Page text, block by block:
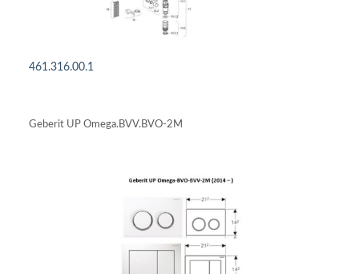
461.316.00.1
Geberit UP Omega.BVV.BVO-2M